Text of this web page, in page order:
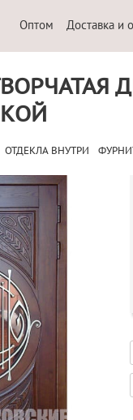
Оптом Доставка и
ОТДЕКЛА ВНУТРИ